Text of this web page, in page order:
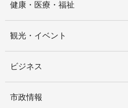
健康・医療・福祉
観光・イベント
ビジネス
市政情報